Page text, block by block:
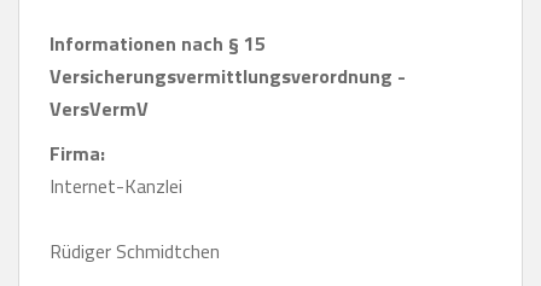
Informationen nach § 15
Versicherungsvermittlungsverordnung -
VersVermV
Firma:
Internet-Kanzlei
Rüdiger Schmidtchen